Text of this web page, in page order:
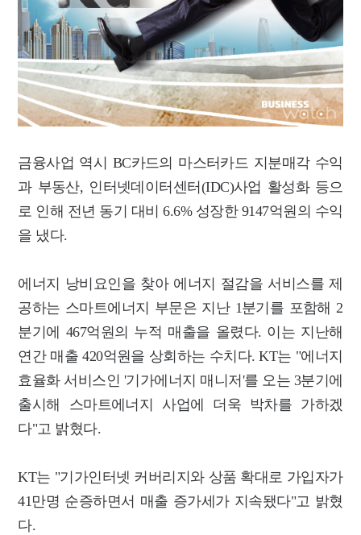
금융사업 역시 BC카드의 마스터카드 지분매각 수익
과 부동산, 인터넷데이터센터(IDC)사업 활성화 등으
로 인해 전년 동기 대비 6.6% 성장한 9147억원의 수익
을 냈다.
에너지 낭비요인을 찾아 에너지 절감을 서비스를 제
공하는 스마트에너지 부문은 지난 1분기를 포함해 2
분기에 467억원의 누적 매출을 올렸다. 이는 지난해
연간 매출 420억원을 상회하는 수치다. KT는 "에너지
효율화 서비스인 '기가에너지 매니저'를 오는 3분기에
출시해 스마트에너지 사업에 더욱 박차를 가하겠
다"고 밝혔다.
KT는 "기가인터넷 커버리지와 상품 확대로 가입자가
41만명 순증하면서 매출 증가세가 지속됐다"고 밝혔
다.